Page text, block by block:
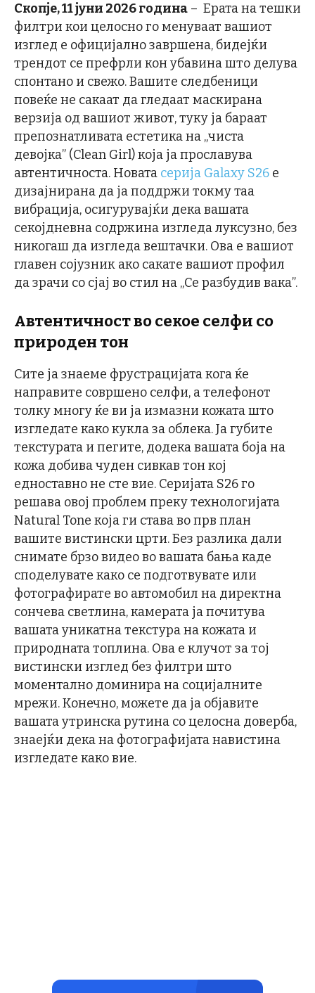
Скопје, 11 јуни 2026 година – Ерата на тешки
филтри кои целосно го менуваат вашиот
изглед е официјално завршена, бидејќи
трендот се префрли кон убавина што делува
спонтано и свежо. Вашите следбеници
повеќе не сакаат да гледаат маскирана
верзија од вашиот живот, туку ја бараат
препознатливата естетика на „чиста
девојка” (Clean Girl) која ја прославува
автентичноста. Новата серија Galaxy S26 е
дизајнирана да ја поддржи токму таа
вибрација, осигурувајќи дека вашата
секојдневна содржина изгледа луксузно, без
никогаш да изгледа вештачки. Ова е вашиот
главен сојузник ако сакате вашиот профил
да зрачи со сјај во стил на „Се разбудив вака”.
Автентичност во секое селфи со
природен тон
Сите ја знаеме фрустрацијата кога ќе
направите совршено селфи, а телефонот
толку многу ќе ви ја измазни кожата што
изгледате како кукла за облека. Ја губите
текстурата и пегите, додека вашата боја на
кожа добива чуден сивкав тон кој
едноставно не сте вие. Серијата S26 го
решава овој проблем преку технологијата
Natural Tone која ги става во прв план
вашите вистински црти. Без разлика дали
снимате брзо видео во вашата бања каде
споделувате како се подготвувате или
фотографирате во автомобил на директна
сончева светлина, камерата ја почитува
вашата уникатна текстура на кожата и
природната топлина. Ова е клучот за тој
вистински изглед без филтри што
моментално доминира на социјалните
мрежи. Конечно, можете да ја објавите
вашата утринска рутина со целосна доверба,
знаејќи дека на фотографијата навистина
изгледате како вие.